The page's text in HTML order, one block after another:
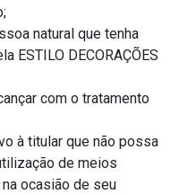
natural que tenha
ESTILO DECORAÇÕES
com o tratamento
à titular que não possa
de meios
ocasião de seu